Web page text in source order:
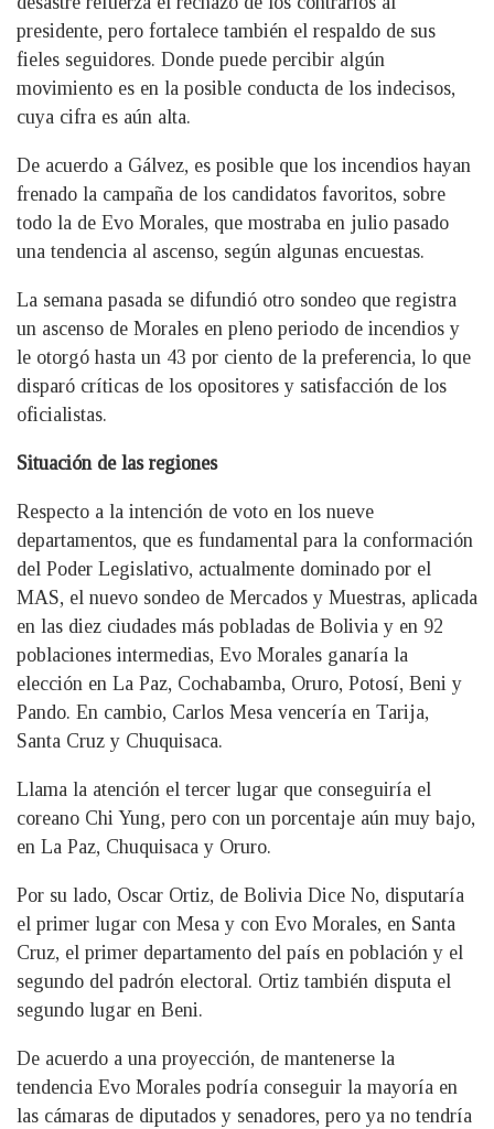
presidente, pero fortalece también el respaldo de sus
fieles seguidores. Donde puede percibir algún
movimiento es en la posible conducta de los indecisos,
cuya cifra es aún alta.
De acuerdo a Gálvez, es posible que los incendios hayan
frenado la campaña de los candidatos favoritos, sobre
todo la de Evo Morales, que mostraba en julio pasado
una tendencia al ascenso, según algunas encuestas.
La semana pasada se difundió otro sondeo que registra
un ascenso de Morales en pleno periodo de incendios y
le otorgó hasta un 43 por ciento de la preferencia, lo que
disparó críticas de los opositores y satisfacción de los
oficialistas.
Situación de las regiones
Respecto a la intención de voto en los nueve
departamentos, que es fundamental para la conformación
del Poder Legislativo, actualmente dominado por el
MAS, el nuevo sondeo de Mercados y Muestras, aplicada
en las diez ciudades más pobladas de Bolivia y en 92
poblaciones intermedias, Evo Morales ganaría la
elección en La Paz, Cochabamba, Oruro, Potosí, Beni y
Pando. En cambio, Carlos Mesa vencería en Tarija,
Santa Cruz y Chuquisaca.
Llama la atención el tercer lugar que conseguiría el
coreano Chi Yung, pero con un porcentaje aún muy bajo,
en La Paz, Chuquisaca y Oruro.
Por su lado, Oscar Ortiz, de Bolivia Dice No, disputaría
el primer lugar con Mesa y con Evo Morales, en Santa
Cruz, el primer departamento del país en población y el
segundo del padrón electoral. Ortiz también disputa el
segundo lugar en Beni.
De acuerdo a una proyección, de mantenerse la
tendencia Evo Morales podría conseguir la mayoría en
las cámaras de diputados y senadores, pero ya no tendría